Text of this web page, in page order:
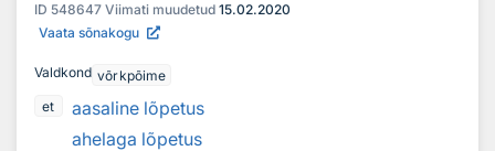
ID 548647 Viimati muudetud 15.02.2020
Vaata sõnakogu
Valdkond võrkpõime
et
aasaline lõpetus
ahelaga lõpetus